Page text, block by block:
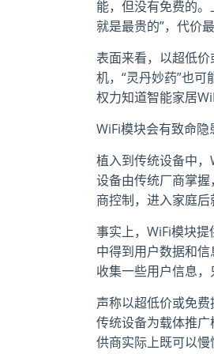
能，但没有免费的
就是最贵的”，代价
表面来看，以超低
机，“灵丹妙药”也
权力知道智能家居
WiFi模块会有致命隐
植入到传统设备中
设备由传统厂商掌
商控制，进入家庭后
事实上，WiFi模块
中得到用户数据和
收集一些用户信息
声称以超低价或免
传统设备为载体推
供商实际上既可以